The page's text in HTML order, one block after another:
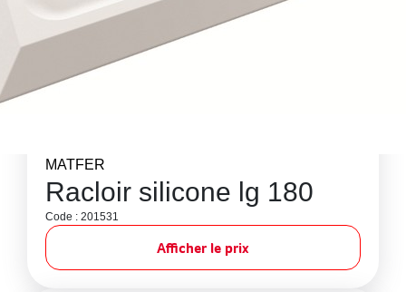
MATFER
Racloir silicone lg 180
Code : 201531
Afficher le prix